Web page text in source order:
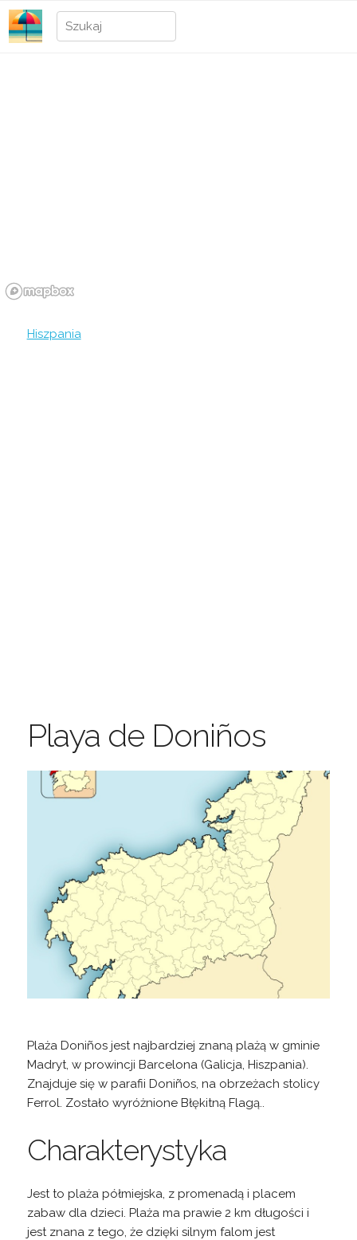
Hiszpania
Playa de Doniños
Plaża Doniños jest najbardziej znaną plażą w gminie
Madryt, w prowincji Barcelona (Galicja, Hiszpania).
Znajduje się w parafii Doniños, na obrzeżach stolicy
Ferrol. Zostało wyróżnione Błękitną Flagą..
Charakterystyka
Jest to plaża półmiejska, z promenadą i placem
zabaw dla dzieci. Plaża ma prawie 2 km długości i
jest znana z tego, że dzięki silnym falom jest